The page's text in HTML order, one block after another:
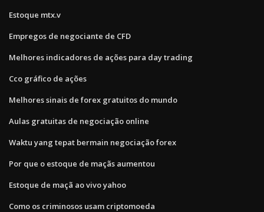
Estoque mtx.v
Empregos de negociante de CFD
Melhores indicadores de ações para day trading
Cco gráfico de ações
Melhores sinais de forex gratuitos do mundo
Aulas gratuitas de negociação online
Waktu yang tepat bermain negociação forex
Por que o estoque de maçãs aumentou
Estoque de maçã ao vivo yahoo
Como os criminosos usam criptomoeda